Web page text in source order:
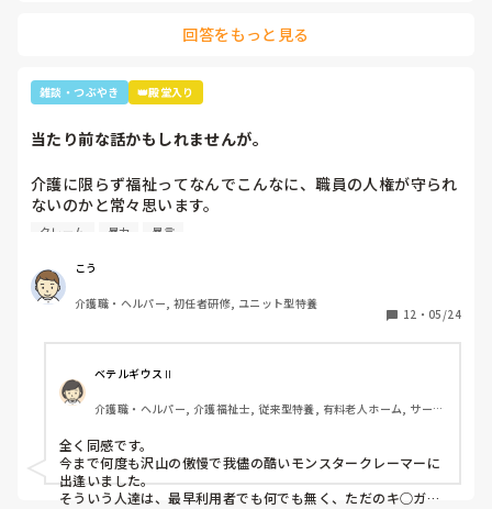
回答をもっと見る
雑談・つぶやき 👑殿堂入り
当たり前な話かもしれませんが。
介護に限らず福祉ってなんでこんなに、職員の人権が守られ
ないのかと常々思います。
いる感じは否めません。
特に、利用者からの暴力・暴言、家族からのクレームをいつ
までも我慢するのは心情としておかしいのではと思います。
介護職員というより福祉人として間違っている考えだとは思
いますが、割りきって仕事をしていく必要があるのでしょう
心身をやられたりしたら、介護職員をやりたくなくなると思
うんですよね。
クレーム 暴力 暴言
こう
介護職・ヘルパー, 初任者研修, ユニット型特養
12 ・ 05/24
ベテルギウスⅡ
介護職・ヘルパー, 介護福祉士, 従来型特養, 有料老人ホーム, サービ
ット型特養
全く同感です。
今まで何度も沢山の傲慢で我儘の酷いモンスタークレーマーに
出逢いました。
そういう人達は、最早利用者でも何でも無く、ただのキ○ガイ